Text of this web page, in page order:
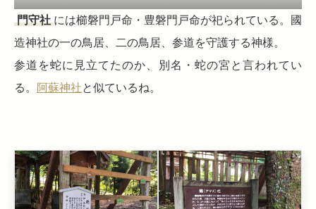
門守社 には櫛磐門戸命・豊磐門戸命が祀られている。國
造神社の一の鳥居、二の鳥居、参道を守護する神様。
参道を蛇に見立てたのか、別名・蛇の宮と言われてい
る。
阿蘇神社と似ているね。